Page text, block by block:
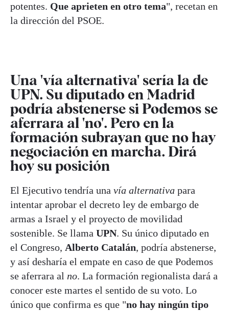
potentes. Que aprieten en otro tema", recetan en
la dirección del PSOE.
Una 'vía alternativa' sería la de
UPN. Su diputado en Madrid
podría abstenerse si Podemos se
aferrara al 'no'. Pero en la
formación subrayan que no hay
negociación en marcha. Dirá
hoy su posición
El Ejecutivo tendría una vía alternativa para
intentar aprobar el decreto ley de embargo de
armas a Israel y el proyecto de movilidad
sostenible. Se llama UPN. Su único diputado en
el Congreso, Alberto Catalán, podría abstenerse,
y así desharía el empate en caso de que Podemos
se aferrara al no. La formación regionalista dará a
conocer este martes el sentido de su voto. Lo
único que confirma es que "no hay ningún tipo